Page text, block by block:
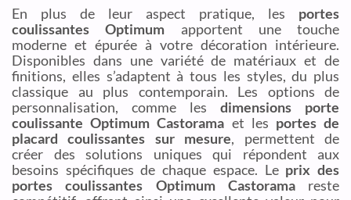
En plus de leur aspect pratique, les portes
coulissantes Optimum apportent une touche
moderne et épurée à votre décoration intérieure.
Disponibles dans une variété de matériaux et de
finitions, elles s’adaptent à tous les styles, du plus
classique au plus contemporain. Les options de
personnalisation, comme les dimensions porte
coulissante Optimum Castorama et les portes de
placard coulissantes sur mesure, permettent de
créer des solutions uniques qui répondent aux
besoins spécifiques de chaque espace. Le prix des
portes coulissantes Optimum Castoramareste